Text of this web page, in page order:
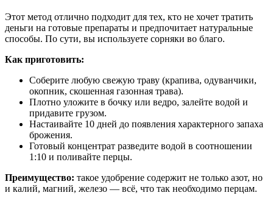
Этот метод отлично подходит для тех, кто не хочет тратить
деньги на готовые препараты и предпочитает натуральные
способы. По сути, вы используете сорняки во благо.
Как приготовить:
Соберите любую свежую траву (крапива, одуванчики,
окопник, скошенная газонная трава).
Плотно уложите в бочку или ведро, залейте водой и
придавите грузом.
Настаивайте 10 дней до появления характерного запаха
брожения.
Готовый концентрат разведите водой в соотношении
1:10 и поливайте перцы.
Преимущество: такое удобрение содержит не только азот, но
и калий, магний, железо — всё, что так необходимо перцам.